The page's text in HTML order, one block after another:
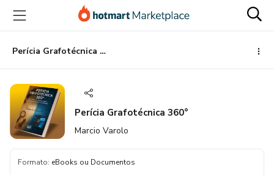
para
conteúdo
principal
para
pagamento
para
rodapé
Perícia Grafotécnica 360°
Perícia Grafotécnica 360°
Marcio Varolo
Formato: eBooks ou Documentos